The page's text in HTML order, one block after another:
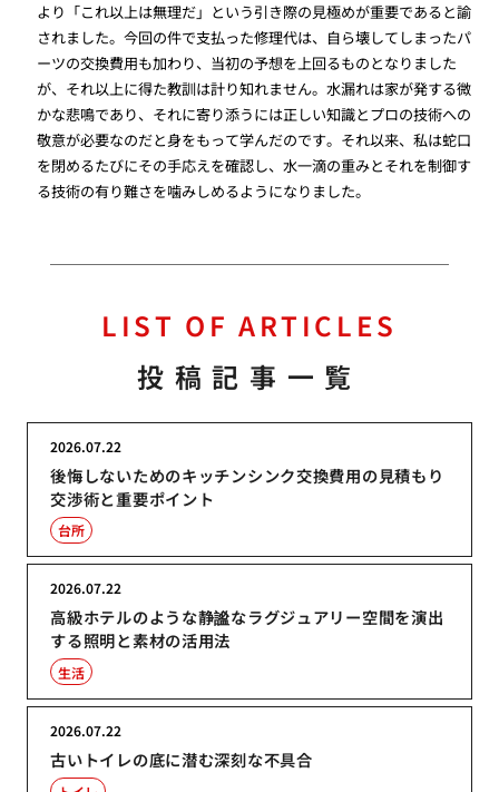
より「これ以上は無理だ」という引き際の見極めが重要であると諭
されました。今回の件で支払った修理代は、自ら壊してしまったパ
ーツの交換費用も加わり、当初の予想を上回るものとなりました
が、それ以上に得た教訓は計り知れません。水漏れは家が発する微
かな悲鳴であり、それに寄り添うには正しい知識とプロの技術への
敬意が必要なのだと身をもって学んだのです。それ以来、私は蛇口
を閉めるたびにその手応えを確認し、水一滴の重みとそれを制御す
る技術の有り難さを噛みしめるようになりました。
LIST OF ARTICLES
投稿記事一覧
後悔しないためのキッチンシンク交換費用の見積もり
交渉術と重要ポイント
2026.07.22
台所
高級ホテルのような静謐なラグジュアリー空間を演出
する照明と素材の活用法
2026.07.22
生活
古いトイレの底に潜む深刻な不具合
2026.07.22